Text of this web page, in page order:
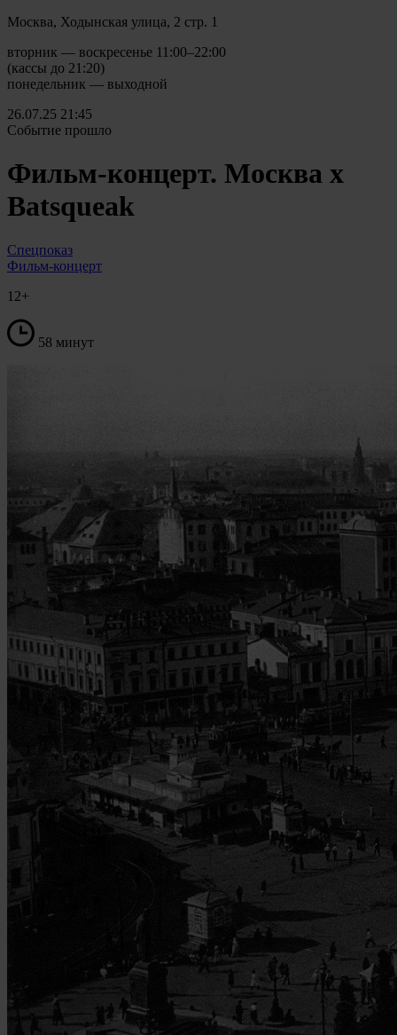
Москва, Ходынская улица, 2 стр. 1
вторник — воскресенье 11:00–22:00
(кассы до 21:20)
понедельник — выходной
26.07.25 21:45
Событие прошло
Фильм-концерт. Москва х
Batsqueak
Спецпоказ
Фильм-концерт
12+
58 минут